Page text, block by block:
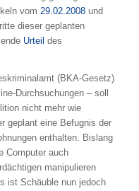
vom 29.02.2008und
dieser geplanten
Urteil des
(BKA-Gesetz)
Durchsuchungen – soll
nicht mehr wie
geplant eine Befugnis der
enthalten. Bislang
Computer auch
manipulieren
ist Schäuble nun jedoch